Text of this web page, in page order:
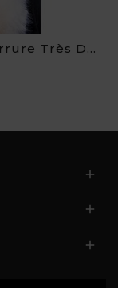
Echarpe Albane En Fausse Fourrure Très Douce


